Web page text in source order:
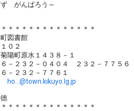
がんばろう～
＊＊＊＊＊＊＊＊＊＊＊＊＊
図書館
０２
陽町原水１４３８－１
－２３２－０４０４ ２３２－７７５６
－２３２－７７６１
ho...@town.kikuyo.lg.jp
＊＊＊＊＊＊＊＊＊＊＊＊＊